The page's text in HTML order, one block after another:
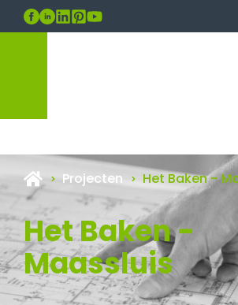
Projecten Het Baken -
Het Baken -
Maassluis